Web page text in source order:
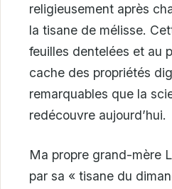
religieusement après
la tisane de mélisse.
feuilles dentelées et au
cache des propriétés
remarquables que la
redécouvre aujourd’hui.
Ma propre grand-mère
par sa « tisane du